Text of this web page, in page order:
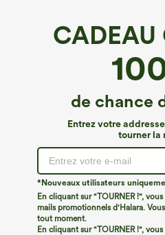
CADEAU
de chance
Entrez votre
tourner la
*Nouveaux utilisateurs
En cliquant sur "TOURNER !",
mails promotionnels d'Halara.
tout moment.
En cliquant sur "TOURNER !",
SoftlyZero™ Airy*
SoftlyZero™ Robe active
2-en-1 avec poche
€40,95 EUR